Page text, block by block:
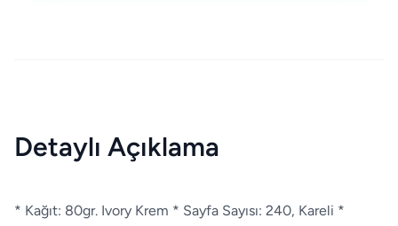
Detaylı Açıklama
* Kağıt: 80gr. Ivory Krem * Sayfa Sayısı: 240, Kareli *